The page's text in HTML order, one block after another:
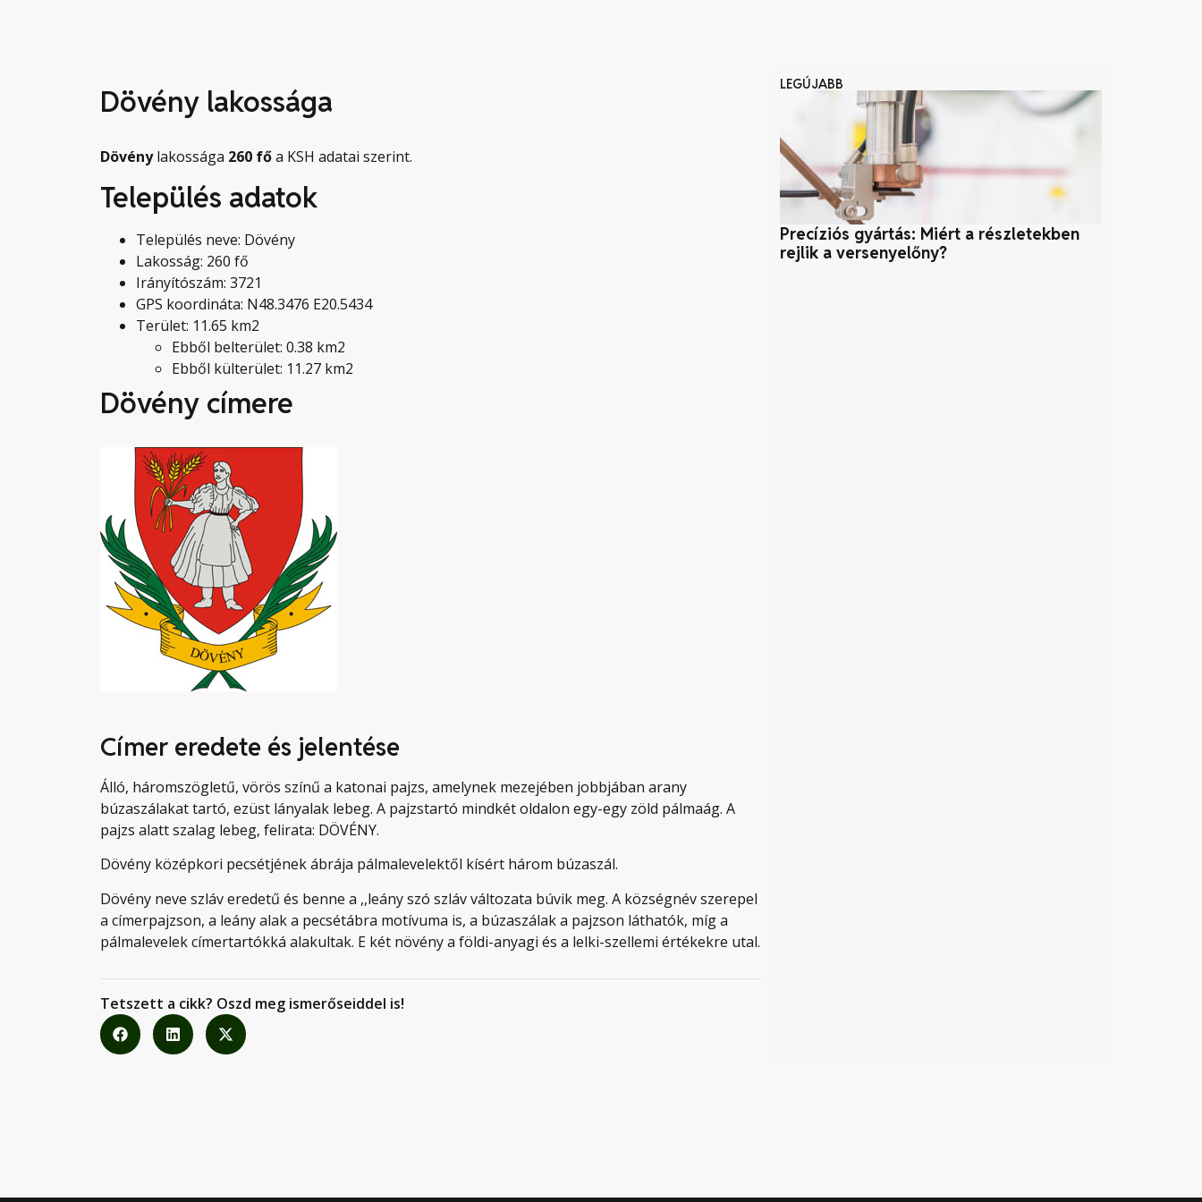
Dövény lakossága
Dövénylakossága 260 főa KSH adatai szerint.
Település adatok
Település neve: Dövény
Lakosság: 260 fő
Irányítószám: 3721
GPS koordináta: N48.3476 E20.5434
Terület: 11.65 km2
Ebből belterület: 0.38 km2
Ebből külterület: 11.27 km2
Dövény címere
Címer eredete és jelentése
Álló, háromszögletű, vörös színű a katonai pajzs, amelynek mezejében jobbjában arany
búzaszálakat tartó, ezüst lányalak lebeg. A pajzstartó mindkét oldalon egy-egy zöld pálmaág. A
pajzs alatt szalag lebeg, felirata: DÖVÉNY.
Dövény középkori pecsétjének ábrája pálmalevelektől kísért három búzaszál.
Dövény neve szláv eredetű és benne a ,,leány szó szláv változata búvik meg. A községnév szerepel
a címerpajzson, a leány alak a pecsétábra motívuma is, a búzaszálak a pajzson láthatók, míg a
pálmalevelek címertartókká alakultak. E két növény a földi-anyagi és a lelki-szellemi értékekre utal.
Tetszett a cikk? Oszd meg ismerőseiddel is!
LEGÚJABB
Precíziós gyártás: Miért a részletekben
rejlik a versenyelőny?